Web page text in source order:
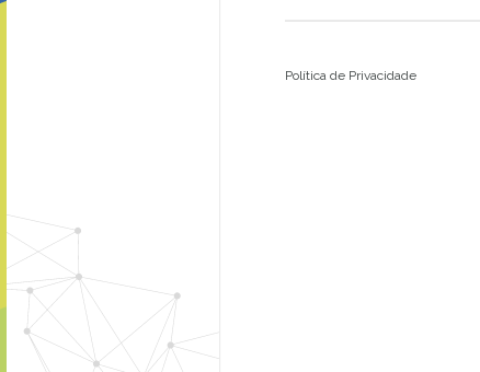
Política de Privacidade